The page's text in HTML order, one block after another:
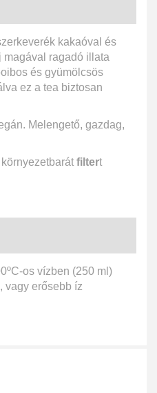
kakaóval és
magával ragadó illata
és gyümölcsös
ez a tea biztosan
Melengető, gazdag,
filtert
os vízben (250 ml)
vagy erősebb íz